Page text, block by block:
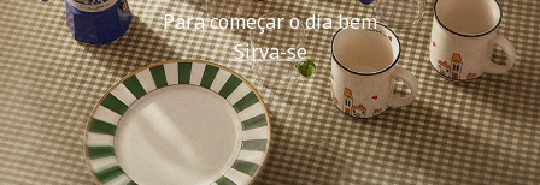
Para começar o dia bem
Sirva-se